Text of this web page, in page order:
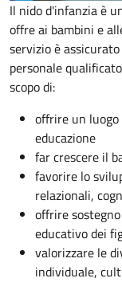
Il nido d'infanzia è
offre ai bambini e
servizio è
personale
scopo di:
offrire un luogo
educazione
far crescere il
favorire lo
relazionali,
offrire
educativo dei
valorizzare le
individuale,